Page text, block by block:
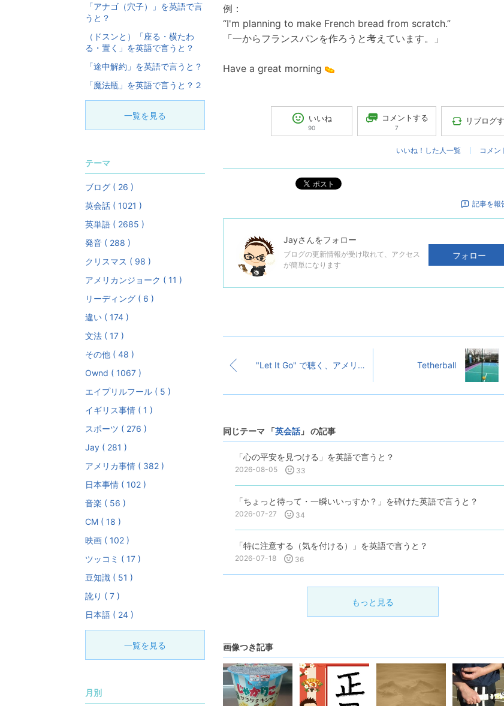
例：
“I'm planning to make French bread from scratch.”
「一からフランスパンを作ろうと考えています。」
Have a great morning
いいね
90
コメントする
7
リブログ
いいね！した人一覧 コメン
ポスト
記事を報
Jayさんをフォロー
ブログの更新情報が受け取れて、アクセス
が簡単になります
フォロー
"Let It Go" で聴く、アメリカ英語とイギリス英語の違い Tetherball
同じテーマ 「英会話」 の記事
「心の平安を見つける」を英語で言うと？
2026-08-05 33
「ちょっと待って・一瞬いいっすか？」を砕けた英語で言うと？
2026-07-27 34
「特に注意する（気を付ける）」を英語で言うと？
2026-07-18 36
もっと見る
画像つき記事
「アナゴ（穴子）」を英語で言
うと？
（ドスンと）「座る・横たわ
る・置く」を英語で言うと？
「途中解約」を英語で言うと？
「魔法瓶」を英語で言うと？２
一覧を見る
テーマ
ブログ ( 26 )
英会話 ( 1021 )
英単語 ( 2685 )
発音 ( 288 )
クリスマス ( 98 )
アメリカンジョーク ( 11 )
リーディング ( 6 )
違い ( 174 )
文法 ( 17 )
その他 ( 48 )
Ownd ( 1067 )
エイプリルフール ( 5 )
イギリス事情 ( 1 )
スポーツ ( 276 )
Jay ( 281 )
アメリカ事情 ( 382 )
日本事情 ( 102 )
音楽 ( 56 )
CM ( 18 )
映画 ( 102 )
ツッコミ ( 17 )
豆知識 ( 51 )
訛り ( 7 )
日本語 ( 24 )
一覧を見る
月別